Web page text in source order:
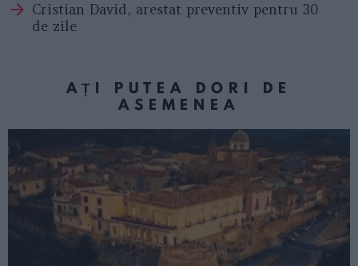
Cristian David, arestat preventiv pentru 30
de zile
AȚI PUTEA DORI DE
ASEMENEA